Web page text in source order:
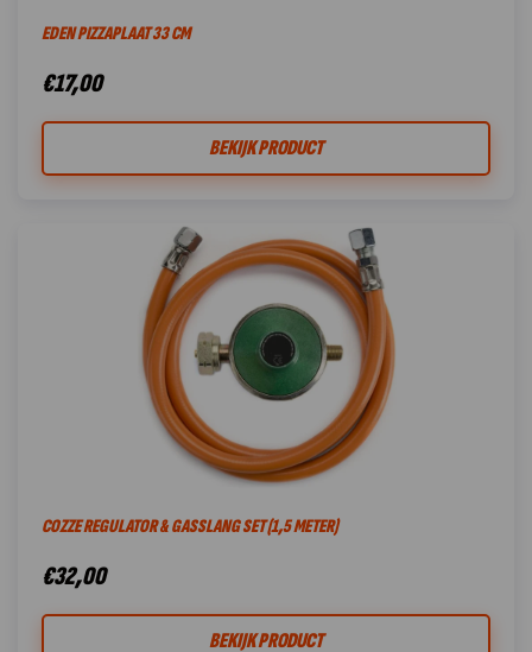
EDEN PIZZAPLAAT 33 CM
€17,00
BEKIJK PRODUCT
COZZE REGULATOR & GASSLANG SET (1,5 METER)
€32,00
BEKIJK PRODUCT